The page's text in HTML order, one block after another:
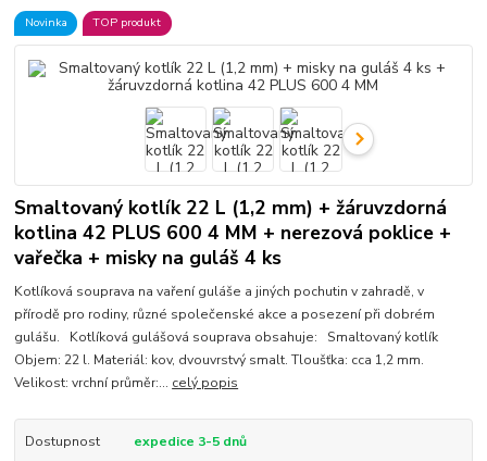
Novinka TOP produkt
Smaltovaný kotlík 22 L (1,2 mm) + žáruvzdorná
kotlina 42 PLUS 600 4 MM + nerezová poklice +
vařečka + misky na guláš 4 ks
Kotlíková souprava na vaření guláše a jiných pochutin v zahradě, v
přírodě pro rodiny, různé společenské akce a posezení při dobrém
gulášu. Kotlíková gulášová souprava obsahuje: Smaltovaný kotlík
Objem: 22 l. Materiál: kov, dvouvrstvý smalt. Tloušťka: cca 1,2 mm.
Velikost: vrchní průměr:... celý popis
Dostupnost
expedice 3-5 dnů